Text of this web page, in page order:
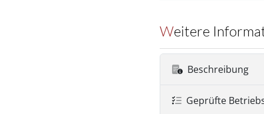
Weitere
Beschreibung
Geprüfte